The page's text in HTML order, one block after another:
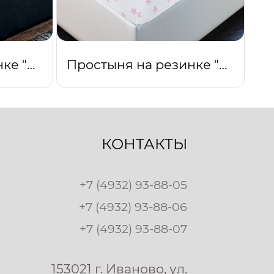
Простыня на резинке "Подснежник" Простыня на резинке "Звезды (розовый)"
КОНТАКТЫ
+7 (4932) 93-88-05
+7 (4932) 93-88-06
+7 (4932) 93-88-07
153021 г. Иваново, ул.